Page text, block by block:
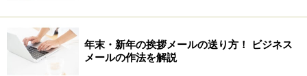
しかし、既にスターバックス、シアトルズコーヒー、ド
トールの直営店、住友商事・・・・が名乗りを上げてい
る。どこも大企業である。吉田さんはこの大手４社との
年末・新年の挨拶メールの送り方！ ビジネス
メールの作法を解説